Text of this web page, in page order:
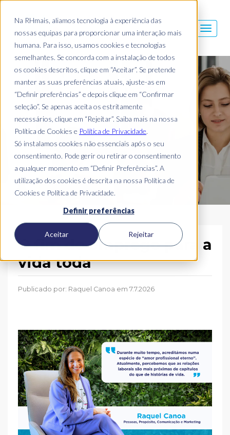
Na RHmais, aliamos tecnologia à experiência das
nossas equipas para proporcionar uma interação mais
humana. Para isso, usamos cookies e tecnologias
semelhantes. Se concorda com a instalação de todos
os cookies descritos, clique em “Aceitar”. Se pretende
manter as suas preferências atuais, ajuste-as em
“Definir preferências” e depois clique em “Confirmar
seleção”. Se apenas aceita os estritamente
necessários, clique em “Rejeitar”. Saiba mais na nossa
Política de Cookies e Política de Privacidade.
Só instalamos cookies não essenciais após o seu
consentimento. Pode gerir ou retirar o consentimento
a qualquer momento em “Definir Preferências”. A
utilização dos cookies é descrita na nossa Política de
Cookies e Política de Privacidade.
Definir preferências
Aceitar Rejeitar
Blog Mais
O fim do emprego para a
vida toda
Publicado por: Raquel Canoa em 7.7.2026